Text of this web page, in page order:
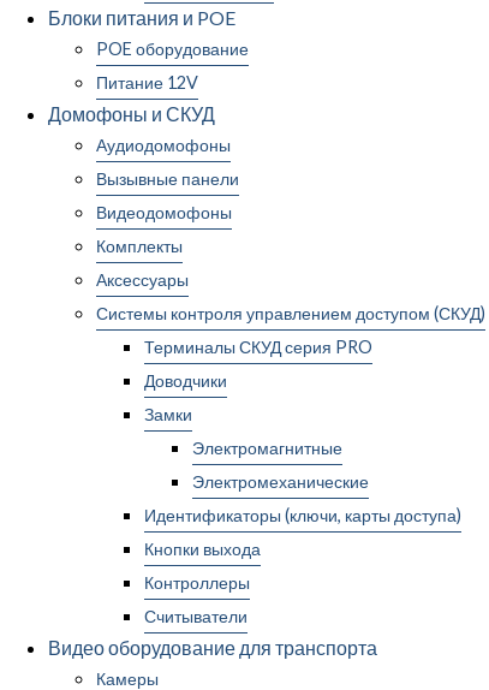
Блоки питания и POE
POE оборудование
Питание 12V
Домофоны и СКУД
Аудиодомофоны
Вызывные панели
Видеодомофоны
Комплекты
Аксессуары
Системы контроля управлением доступом (СКУД)
Терминалы СКУД серия PRO
Доводчики
Замки
Электромагнитные
Электромеханические
Идентификаторы (ключи, карты доступа)
Кнопки выхода
Контроллеры
Считыватели
Видео оборудование для транспорта
Камеры